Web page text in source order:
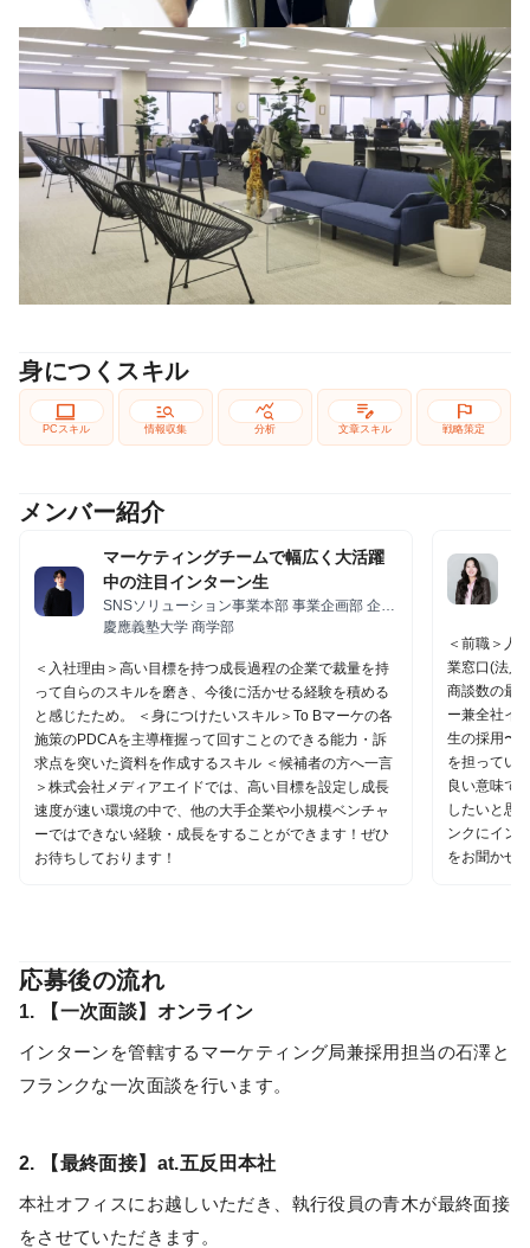
身につくスキル
computer
PCスキル
manage_search
情報収集
query_stats
分析
edit_note
文章スキル
flag
戦略策定
メンバー紹介
マーケティングチームで幅広く大活躍
中の注目インターン生
SNSソリューション事業本部 事業企画部 企画
局
慶應義塾大学 商学部
＜入社理由＞高い目標を持つ成長過程の企業で裁量を持
って自らのスキルを磨き、今後に活かせる経験を積める
と感じたため。 ＜身につけたいスキル＞To Bマーケの各
施策のPDCAを主導権握って回すことのできる能力・訴
求点を突いた資料を作成するスキル ＜候補者の方へ一言
＞株式会社メディアエイドでは、高い目標を設定し成長
速度が速い環境の中で、他の大手企業や小規模ベンチャ
ーではできない経験・成長をすることができます！ぜひ
お待ちしております！
＜前職＞人
業窓口(法人
商談数の最
ー兼全社イ
生の採用〜
を担ってい
良い意味で
したいと思
ンクにイン
をお聞かせ
応募後の流れ
1. 【一次面談】オンライン
インターンを管轄するマーケティング局兼採用担当の石澤と
フランクな一次面談を行います。
2. 【最終面接】at.五反田本社
本社オフィスにお越しいただき、執行役員の青木が最終面接
をさせていただきます。